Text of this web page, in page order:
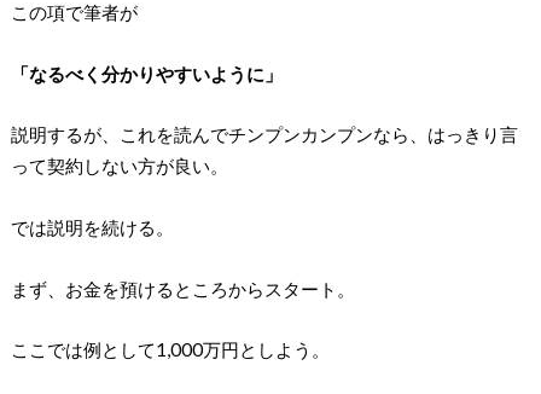
この項で筆者が
「なるべく分かりやすいように」
説明するが、これを読んでチンプンカンプンなら、はっきり言
って契約しない方が良い。
では説明を続ける。
まず、お金を預けるところからスタート。
ここでは例として1,000万円としよう。